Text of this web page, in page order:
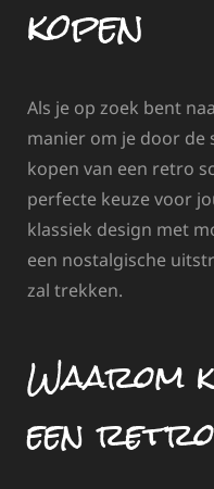
kopen
Als je op zoek bent
manier om je door de
kopen van een retro
perfecte keuze voor
klassiek design met
een nostalgische
zal trekken.
Waarom
een